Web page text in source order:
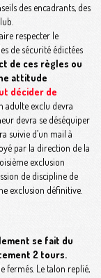
des encadrants, des
respecter le
de sécurité édictées
de ces règles ou
attitude
décider de
adulte exclu devra
devra se déséquiper
suivie d’un mail à
par la direction de la
exclusion
de discipline de
exclusion définitive.
se fait du
2 tours.
fermés. Le talon replié,